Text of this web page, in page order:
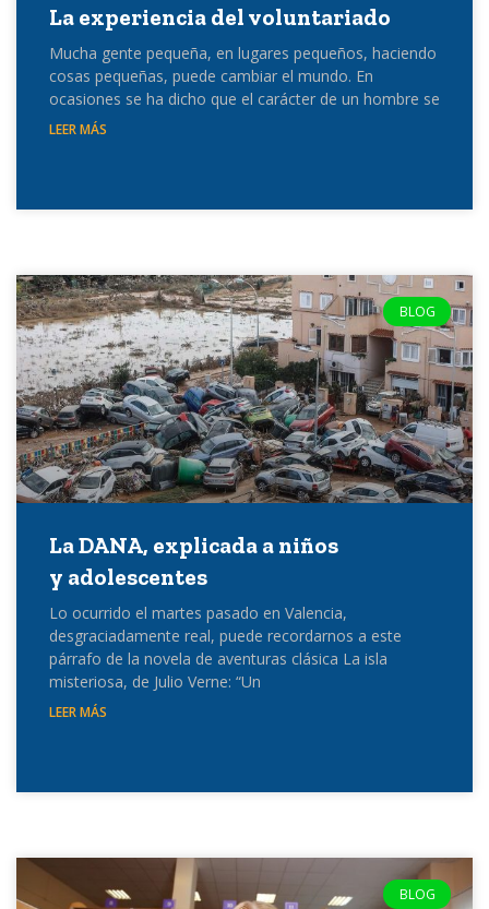
La experiencia del voluntariado
Mucha gente pequeña, en lugares pequeños, haciendo
cosas pequeñas, puede cambiar el mundo. En
ocasiones se ha dicho que el carácter de un hombre se
LEER MÁS
BLOG
La DANA, explicada a niños
y adolescentes
Lo ocurrido el martes pasado en Valencia,
desgraciadamente real, puede recordarnos a este
párrafo de la novela de aventuras clásica La isla
misteriosa, de Julio Verne: “Un
LEER MÁS
BLOG